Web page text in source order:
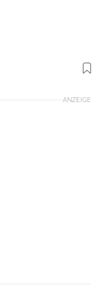
Foto: Heiko Mandl
ANZEIGE